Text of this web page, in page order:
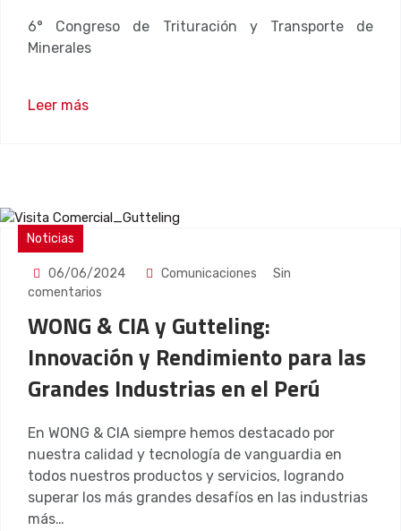
6° Congreso de Trituración y Transporte de
Minerales
Leer más
Noticias
06/06/2024 Comunicaciones
Sin
comentarios
WONG & CIA y Gutteling:
Innovación y Rendimiento para las
Grandes Industrias en el Perú
En WONG & CIA siempre hemos destacado por
nuestra calidad y tecnología de vanguardia en
todos nuestros productos y servicios, logrando
superar los más grandes desafíos en las industrias
más…